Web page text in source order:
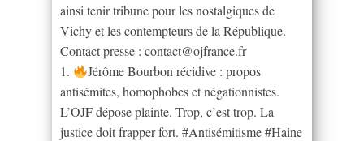
ainsi tenir tribune pour les nostalgiques de
Vichy et les contempteurs de la République.
Contact presse : contact@ojfrance.fr
1.
Jérôme Bourbon récidive : propos
antisémites, homophobes et négationnistes.
L’OJF dépose plainte. Trop, c’est trop. La
justice doit frapper fort. #Antisémitisme #Haine